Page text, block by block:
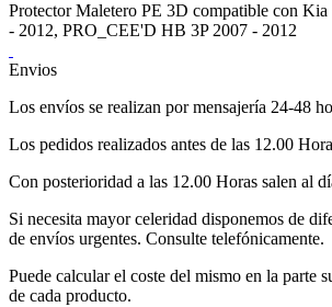
Protector Maletero PE 3D compatible con
- 2012, PRO_CEE'D HB 3P 2007 - 2012
Envios
Los envíos se realizan por mensajería 24-48
Los pedidos realizados antes de las 12.00
Con posterioridad a las 12.00 Horas salen al
Si necesita mayor celeridad disponemos de
de envíos urgentes. Consulte telefónicamente.
Puede calcular el coste del mismo en la parte
de cada producto.